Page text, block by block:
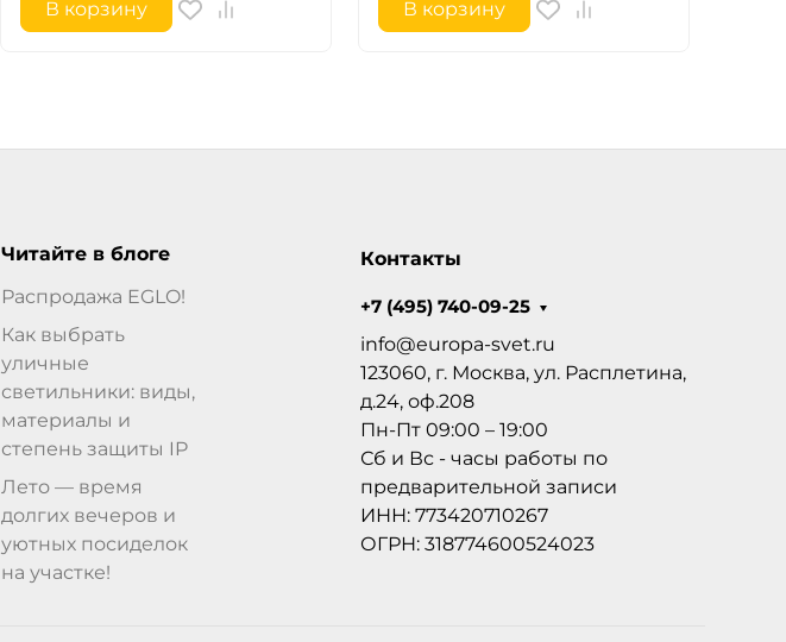
В корзину В корзину
Читайте в блоге
Распродажа EGLO!
Как выбрать
уличные
светильники: виды,
материалы и
степень защиты IP
Лето — время
долгих вечеров и
уютных посиделок
на участке!
Контакты
+7 (495) 740-09-25
info@europa-svet.ru
123060, г. Москва, ул. Расплетина,
д.24, оф.208
Пн-Пт 09:00 – 19:00
Сб и Вс - часы работы по
предварительной записи
ИНН: 773420710267
ОГРН: 318774600524023